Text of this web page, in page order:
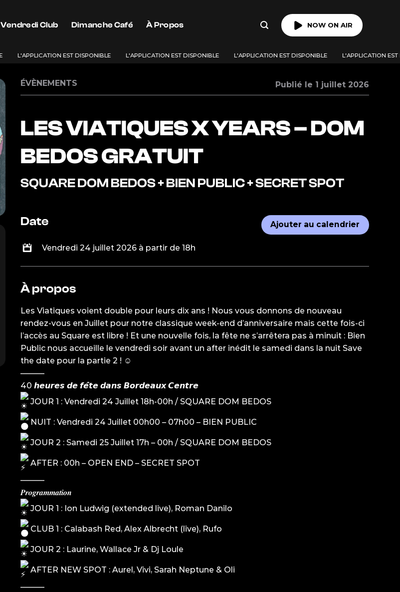
Vendredi Club Dimanche Café À Propos NOW ON AIR
L'APPLICATION EST DISPONIBLE L'APPLICATION EST DISPONIBLE L'APPLICATION EST DISPONIBLE L'APPLICATION EST
ÉVÈNEMENTS Publié le 1 juillet 2026
LES VIATIQUES X YEARS – DOM
BEDOS GRATUIT
SQUARE DOM BEDOS + BIEN PUBLIC + SECRET SPOT
Date Ajouter au calendrier
Vendredi 24 juillet 2026 à partir de 18h
À propos
Les Viatiques voient double pour leurs dix ans ! Nous vous donnons de nouveau
rendez-vous en Juillet pour notre classique week-end d’anniversaire mais cette fois-ci
l’accès au Square est libre ! Et une nouvelle fois, la fête ne s’arrêtera pas à minuit : Bien
Public nous accueille le vendredi soir avant un after inédit le samedi dans la nuit Save
the date pour la partie 2 ! ☺︎
———
40 𝙝𝙚𝙪𝙧𝙚𝙨 𝙙𝙚 𝙛𝙚̂𝙩𝙚 𝙙𝙖𝙣𝙨 𝘽𝙤𝙧𝙙𝙚𝙖𝙪𝙭 𝘾𝙚𝙣𝙩𝙧𝙚
JOUR 1 : Vendredi 24 Juillet 18h-00h / SQUARE DOM BEDOS
NUIT : Vendredi 24 Juillet 00h00 – 07h00 – BIEN PUBLIC
JOUR 2 : Samedi 25 Juillet 17h – 00h / SQUARE DOM BEDOS
AFTER : 00h – OPEN END – SECRET SPOT
———
𝑷𝒓𝒐𝒈𝒓𝒂𝒎𝒎𝒂𝒕𝒊𝒐𝒏
JOUR 1 : Ion Ludwig (extended live), Roman Danilo
CLUB 1 : Calabash Red, Alex Albrecht (live), Rufo
JOUR 2 : Laurine, Wallace Jr & Dj Loule
AFTER NEW SPOT : Aurel, Vivi, Sarah Neptune & Oli
———